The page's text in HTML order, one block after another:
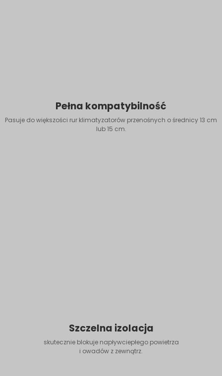
Pełna kompatybilność
Pasuje do większości rur klimatyzatorów przenośnych o średnicy 13 cm
lub 15 cm.
Szczelna izolacja
skutecznie blokuje napływciepłego powietrza
i owadów z zewnątrz.